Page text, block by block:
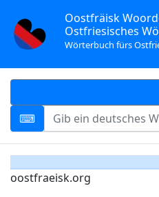
Oostfräisk
Ostfriesisches
Wörterbuch fürs
oostfraeisk.org